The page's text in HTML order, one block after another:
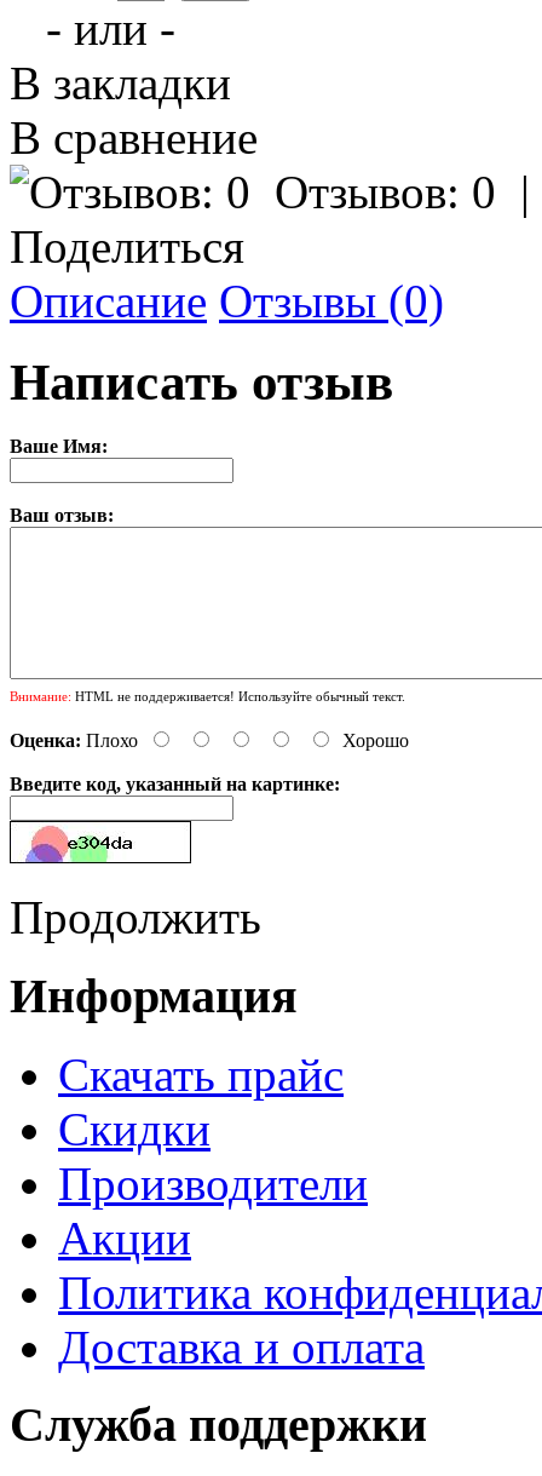
- или -
В закладки
В сравнение
Отзывов: 0
Поделиться
Описание Отзывы (0)
Написать отзыв
Ваше Имя:
Ваш отзыв:
Внимание: HTML не поддерживается! Используйте обычный текст.
Оценка: Плохо Хорошо
Введите код, указанный на картинке:
Продолжить
Информация
Cкачать прайс
Скидки
Производители
Акции
Политика
Доставка и оплата
Служба поддержки